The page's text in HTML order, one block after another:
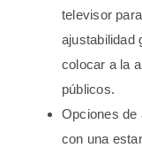
televisor
ajustabilidad
colocar a la
públicos.
Opciones de
con una